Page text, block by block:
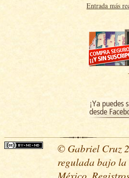
Entrada más
© Gabriel Cruz
regulada bajo la